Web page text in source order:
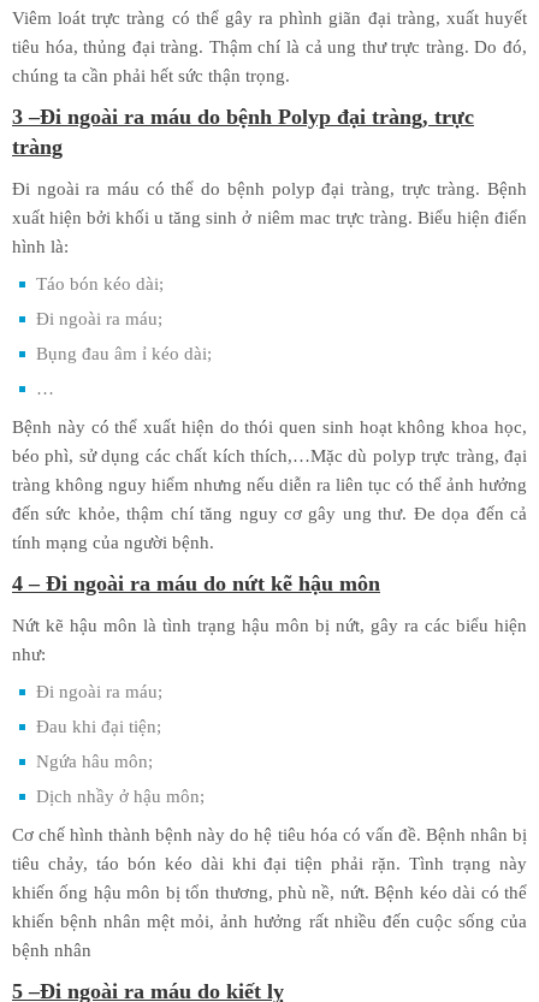
Viêm loát trực tràng có thể gây ra phình giãn đại tràng, xuất huyết
tiêu hóa, thủng đại tràng. Thậm chí là cả ung thư trực tràng. Do đó,
chúng ta cần phải hết sức thận trọng.
3 –Đi ngoài ra máu do bệnh Polyp đại tràng, trực
tràng
Đi ngoài ra máu có thể do bệnh polyp đại tràng, trực tràng. Bệnh
xuất hiện bởi khối u tăng sinh ở niêm mac trực tràng. Biểu hiện điển
hình là:
Táo bón kéo dài;
Đi ngoài ra máu;
Bụng đau âm ỉ kéo dài;
…
Bệnh này có thể xuất hiện do thói quen sinh hoạt không khoa học,
béo phì, sử dụng các chất kích thích,…Mặc dù polyp trực tràng, đại
tràng không nguy hiểm nhưng nếu diễn ra liên tục có thể ảnh hưởng
đến sức khỏe, thậm chí tăng nguy cơ gây ung thư. Đe dọa đến cả
tính mạng của người bệnh.
4 – Đi ngoài ra máu do nứt kẽ hậu môn
Nứt kẽ hậu môn là tình trạng hậu môn bị nứt, gây ra các biểu hiện
như:
Đi ngoài ra máu;
Đau khi đại tiện;
Ngứa hâu môn;
Dịch nhầy ở hậu môn;
Cơ chế hình thành bệnh này do hệ tiêu hóa có vấn đề. Bệnh nhân bị
tiêu chảy, táo bón kéo dài khi đại tiện phải rặn. Tình trạng này
khiến ống hậu môn bị tổn thương, phù nề, nứt. Bệnh kéo dài có thể
khiến bệnh nhân mệt mỏi, ảnh hưởng rất nhiều đến cuộc sống của
bệnh nhân
5 –Đi ngoài ra máu do kiết lỵ